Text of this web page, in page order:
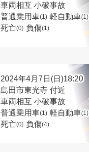
車両相互 小破事故
普通乗用車(1) 軽自動車(1)
死亡(0) 負傷(1)
2024年4月7日(日)18:20
島田市東光寺 付近
車両相互 小破事故
普通乗用車(1) 軽自動車(1)
死亡(0) 負傷(4)